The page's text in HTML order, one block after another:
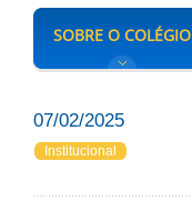
SOBRE O COLÉGIO
07/02/2025
Institucional